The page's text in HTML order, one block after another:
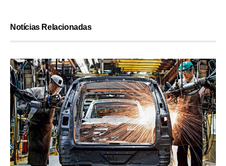
Notícias Relacionadas